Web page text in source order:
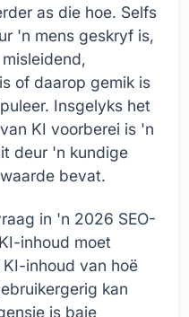
as die hoe. Selfs
'n mens geskryf is,
of daarop gemik is
Insgelyks het
KI voorberei is 'n
deur 'n kundige
bevat.
in 'n 2026 SEO-
inhoud moet
inhoud van hoë
kan
is baie